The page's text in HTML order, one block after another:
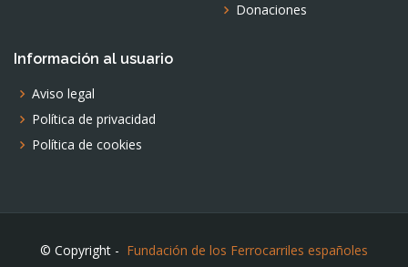
Donaciones
Información al usuario
Aviso legal
Política de privacidad
Política de cookies
© Copyright - Fundación de los Ferrocarriles españoles